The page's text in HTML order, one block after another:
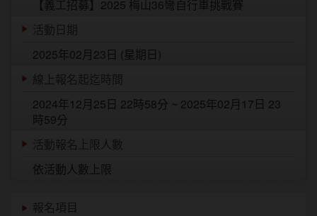
【義工招募】2025 梅山36彎自行車挑戰賽
活動日期
2025年02月23日 (星期日)
線上報名起迄時間
2024年12月25日 22時58分 ~ 2025年02月17日 23
時59分
活動報名上限人數
依活動人數上限
報名項目